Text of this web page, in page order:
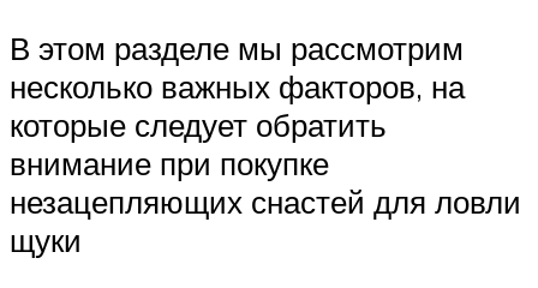
В этом разделе мы рассмотрим
несколько важных факторов, на
которые следует обратить
внимание при покупке
незацепляющих снастей для ловли
щуки